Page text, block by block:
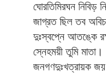
ঘোরতিমিরঘন নিবিড়
জাগ্রত ছিল তব
দুঃস্বপ্নে আতঙ্কে
স্নেহময়ী তুমি মাতা।
জনগণদুঃখত্রায়ক জয়